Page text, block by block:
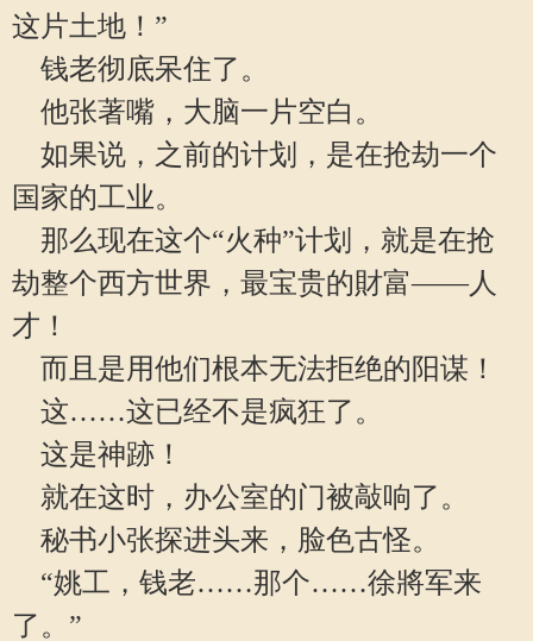
这片土地！”
钱老彻底呆住了。
他张著嘴，大脑一片空白。
如果说，之前的计划，是在抢劫一个
国家的工业。
那么现在这个“火种”计划，就是在抢
劫整个西方世界，最宝贵的財富——人
才！
而且是用他们根本无法拒绝的阳谋！
这……这已经不是疯狂了。
这是神跡！
就在这时，办公室的门被敲响了。
秘书小张探进头来，脸色古怪。
“姚工，钱老……那个……徐將军来
了。”